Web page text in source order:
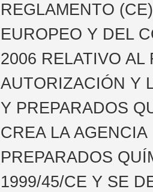
REGLAMENTO
EUROPEO Y DEL
2006 RELATIVO AL
AUTORIZACIÓN Y
Y PREPARADOS
CREA LA
PREPARADOS
1999/45/CE Y SE